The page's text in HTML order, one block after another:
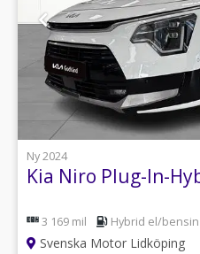
1
Ny 2024
Kia Niro Plug-In-
3 169 mil Hybrid el/bensin
Svenska Motor Lidköping